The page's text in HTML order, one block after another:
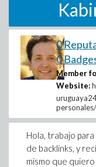
0
0
Member
Website:
personales/
Hola, trabajo
de backlinks, y
mismo que